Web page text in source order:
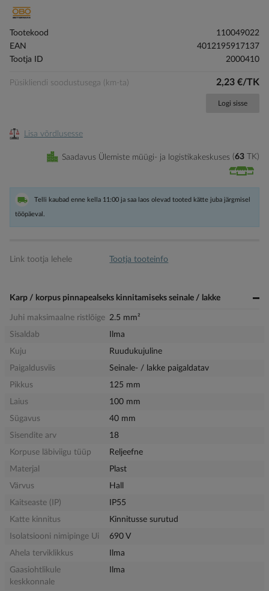
beginning
of
gallery
Tootekood
110049022
EAN
4012195917137
Tootja ID
2000410
Püsikliendi soodustusega (km-ta) 2,23 €/TK
Logi sisse
Lisa võrdlusesse
Saadavus Ülemiste müügi- ja logistikakeskuses 63 TK
Telli kaubad enne kella 11:00 ja saa laos olevad tooted kätte juba järgmisel
tööpäeval.
Link tootja lehele Tootja tooteinfo
Karp / korpus pinnapealseks kinnitamiseks seinale / lakke
Juhi maksimaalne ristlõige 2.5 mm²
Sisaldab
Ilma
Kuju
Ruudukujuline
Paigaldusviis
Seinale- / lakke paigaldatav
Pikkus
125 mm
Laius
100 mm
Sügavus
40 mm
Sisendite arv
18
Korpuse läbiviigu tüüp
Reljeefne
Materjal
Plast
Värvus
Hall
Kaitseaste (IP)
IP55
Katte kinnitus
Kinnitusse surutud
Isolatsiooni nimipinge Ui
690 V
Ahela terviklikkus
Ilma
Gaasiohtlikule
keskkonnale
Ilma